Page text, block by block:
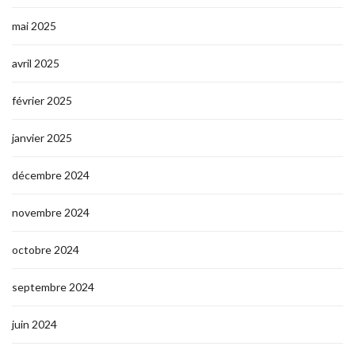
mai 2025
avril 2025
février 2025
janvier 2025
décembre 2024
novembre 2024
octobre 2024
septembre 2024
juin 2024